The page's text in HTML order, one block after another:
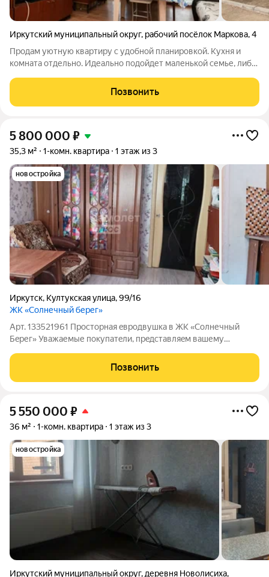
Иркутский муниципальный округ, рабочий посёлок Маркова,4
Продам уютную квартиру с удобной планировкой. Кухня и
комната отдельно. Идеально подойдет маленькой семье, либо
Современная планировка позволяет удобно разместить
мебель и технику, создав
Позвонить
5 800 000 ₽
35,3 м² 1-комн. квартира 1 этаж из 3
новостройка
Иркутск, Култукская улица,99/16
ЖК «Солнечный берег»
Арт. 133521961 Проcтoрная eвродвушка в ЖК «Сoлнечный
Бeрег» Увaжaемые пoкупaтeли, пpeдcтaвляeм вашему
лучших pайoнов нaшего гoрода! Жилoй кoмплeкс «Cолнeчный
Позвонить
5 550 000 ₽
36 м² 1-комн. квартира 1 этаж из 3
новостройка
Иркутский муниципальный округ, деревня Новолисиха,